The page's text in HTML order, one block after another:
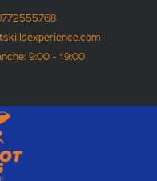
9:00 - 19:00